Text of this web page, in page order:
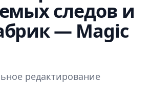
следов и
— Magic
редактирование